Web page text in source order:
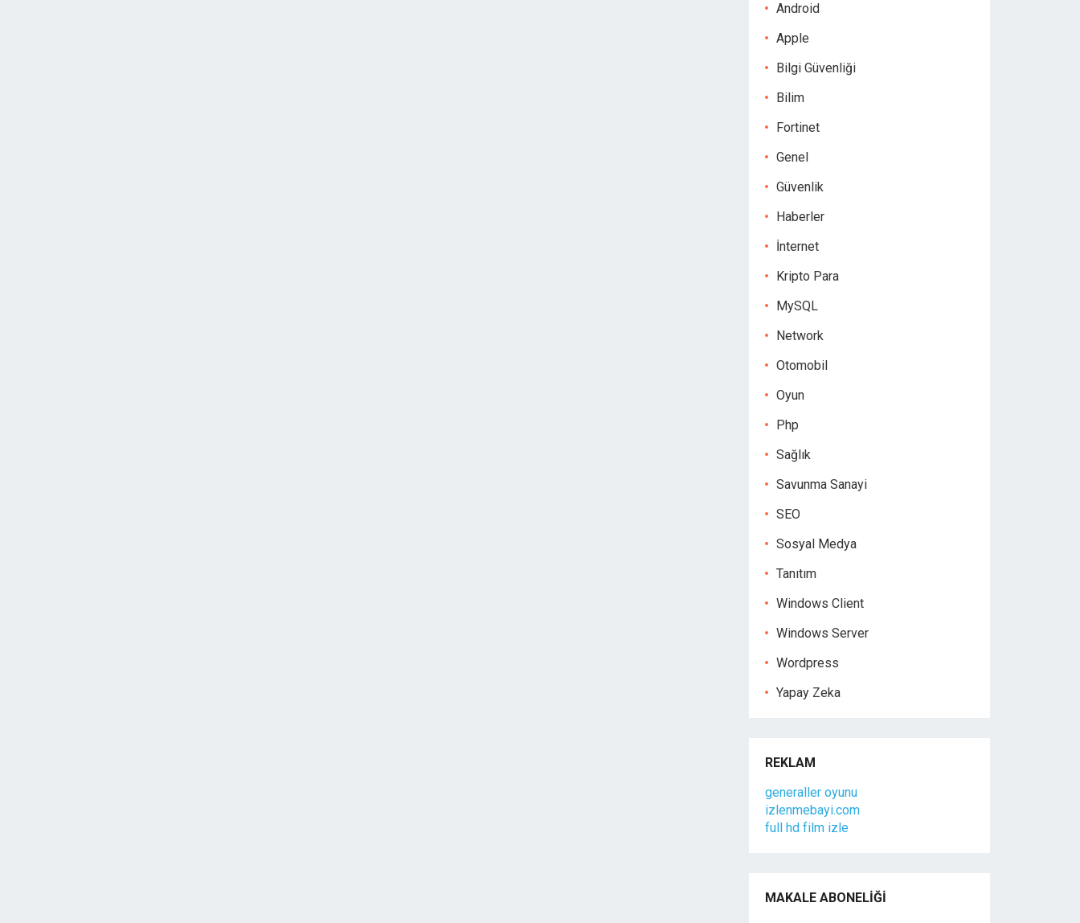
Android
Apple
Bilgi Güvenliği
Bilim
Fortinet
Genel
Güvenlik
Haberler
İnternet
Kripto Para
MySQL
Network
Otomobil
Oyun
Php
Sağlık
Savunma Sanayi
SEO
Sosyal Medya
Tanıtım
Windows Client
Windows Server
Wordpress
Yapay Zeka
REKLAM
generaller oyunu
izlenmebayi.com
full hd film izle
MAKALE ABONELIĞI